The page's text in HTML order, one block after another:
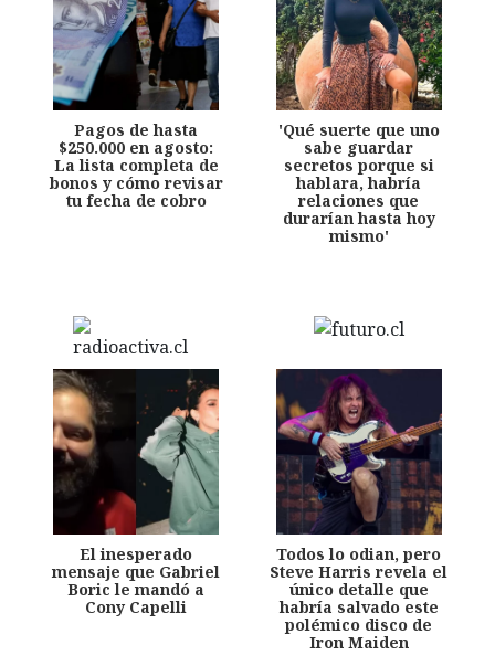
Pagos de hasta
$250.000 en agosto:
La lista completa de
bonos y cómo revisar
tu fecha de cobro
'Qué suerte que uno
sabe guardar
secretos porque si
hablara, habría
relaciones que
durarían hasta hoy
mismo'
El inesperado
mensaje que Gabriel
Boric le mandó a
Cony Capelli
Todos lo odian, pero
Steve Harris revela el
único detalle que
habría salvado este
polémico disco de
Iron Maiden